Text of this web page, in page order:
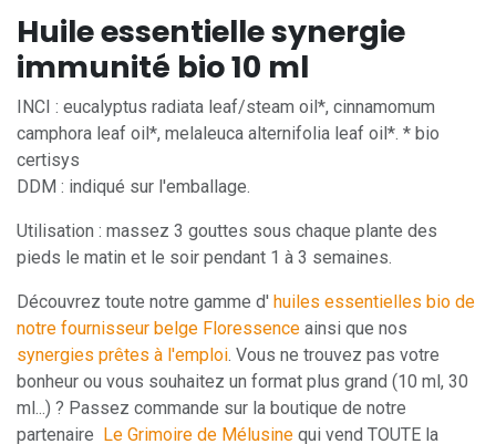
Huile essentielle synergie
immunité bio 10 ml
INCI : eucalyptus radiata leaf/steam oil*, cinnamomum
camphora leaf oil*, melaleuca alternifolia leaf oil*. * bio
certisys
DDM : indiqué sur l'emballage.
Utilisation : massez 3 gouttes sous chaque plante des
pieds le matin et le soir pendant 1 à 3 semaines.
Découvrez toute notre gamme d' huiles essentielles bio de
notre fournisseur belge Floressence ainsi que nos
synergies prêtes à l'emploi. Vous ne trouvez pas votre
bonheur ou vous souhaitez un format plus grand (10 ml, 30
ml...) ? Passez commande sur la boutique de notre
partenaire Le Grimoire de Mélusine qui vend TOUTE la